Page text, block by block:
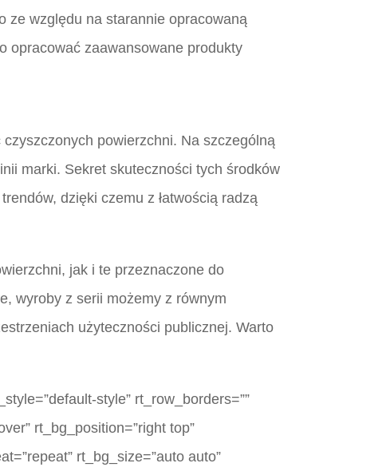
ze względu na starannie opracowaną
opracować zaawansowane produkty
powierzchni. Na szczególną
marki. Sekret skuteczności tych środków
dzięki czemu z łatwością radzą
jak i te przeznaczone do
wyroby z serii możemy z równym
użyteczności publicznej. Warto
style” rt_row_borders=””
rt_bg_position=”right top”
rt_bg_size=”auto auto”